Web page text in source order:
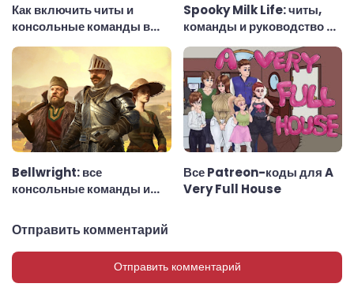
Как включить читы и
консольные команды в
Gothic 1 Remake
Spooky Milk Life: читы,
команды и руководство по
использованию
Bellwright: все
консольные команды и
Все Patreon-коды для A
Very Full House
Отправить комментарий
Отправить комментарий